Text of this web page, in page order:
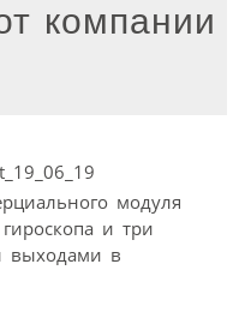
компании
модуля
и три
выходами в